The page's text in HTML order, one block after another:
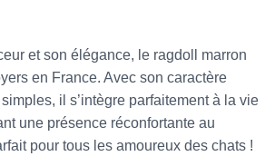
et son élégance, le ragdoll marron
en France. Avec son caractère
il s’intègre parfaitement à la vie
une présence réconfortante au
pour tous les amoureux des chats !